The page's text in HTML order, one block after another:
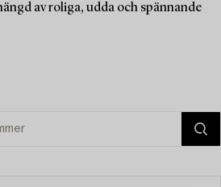
av roliga, udda och spännande